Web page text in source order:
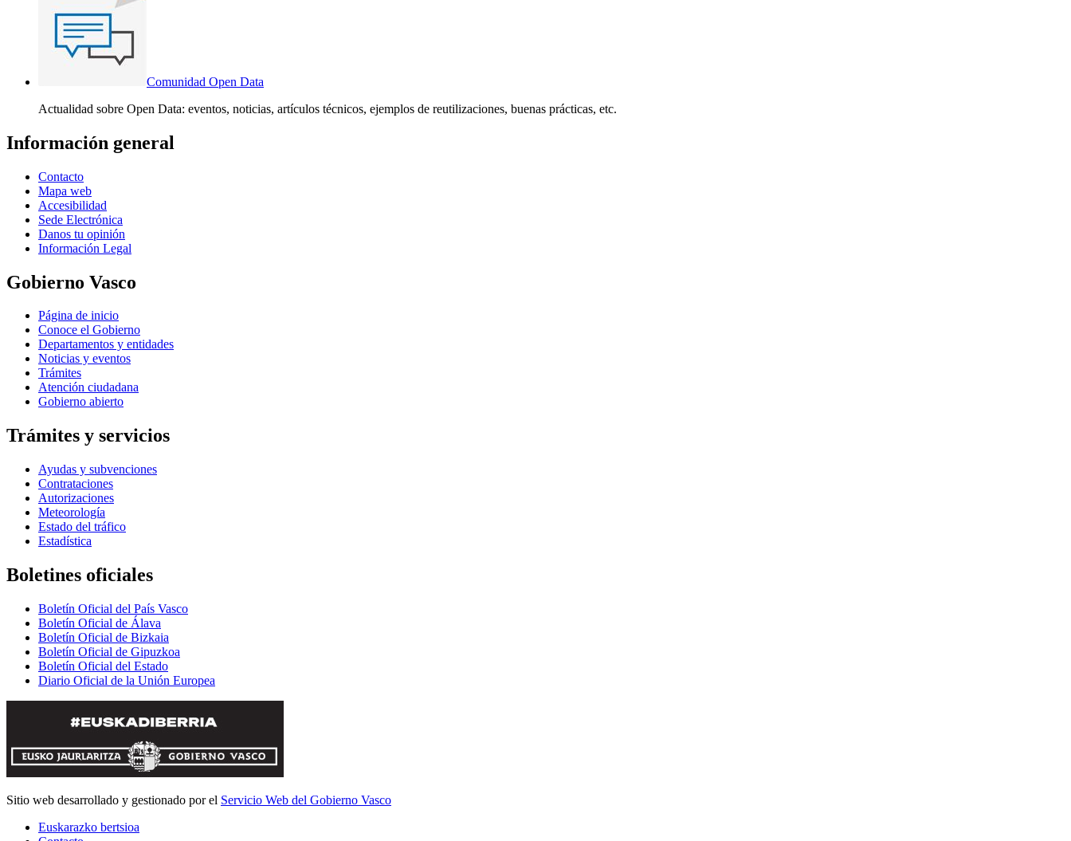
Comunidad Open Data
Actualidad sobre Open Data: eventos, noticias, artículos técnicos, ejemplos de reutilizaciones, buenas prácticas, etc.
Información general
Contacto
Mapa web
Accesibilidad
Sede Electrónica
Danos tu opinión
Información Legal
Gobierno Vasco
Página de inicio
Conoce el Gobierno
Departamentos y entidades
Noticias y eventos
Trámites
Atención ciudadana
Gobierno abierto
Trámites y servicios
Ayudas y subvenciones
Contrataciones
Autorizaciones
Meteorología
Estado del tráfico
Estadística
Boletines oficiales
Boletín Oficial del País Vasco
Boletín Oficial de Álava
Boletín Oficial de Bizkaia
Boletín Oficial de Gipuzkoa
Boletín Oficial del Estado
Diario Oficial de la Unión Europea
Sitio web desarrollado y gestionado por el Servicio Web del Gobierno Vasco
Euskarazko bertsioa